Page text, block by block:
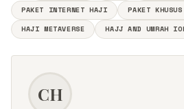
PAKET INTERNET HAJI
PAKET
HAJI METAVERSE
HAJJ AND UMRAH
CH